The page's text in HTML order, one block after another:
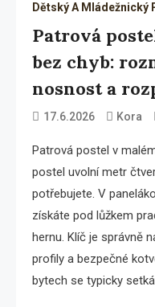
Dětský A Mládežnický
Patrová
bez chyb:
nosnost a
17.6.2026 Kora
Patrová postel v
postel uvolní metr
potřebujete. V
získáte pod lůžkem
hernu. Klíč je správně
profily a bezpečné
bytech se typicky